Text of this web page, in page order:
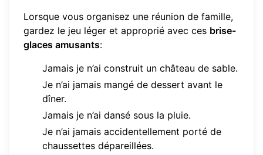
Lorsque vous organisez une réunion de famille,
gardez le jeu léger et approprié avec ces brise-
glaces amusants:
Jamais je n’ai construit un château de sable.
Je n’ai jamais mangé de dessert avant le
dîner.
Jamais je n’ai dansé sous la pluie.
Je n’ai jamais accidentellement porté de
chaussettes dépareillées.